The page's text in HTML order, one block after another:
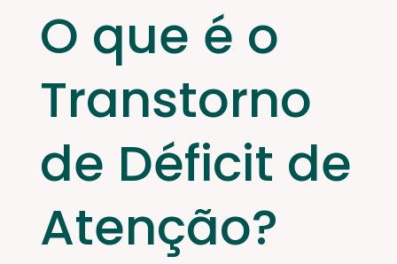
O que é o
Transtorno
de Déficit de
Atenção?